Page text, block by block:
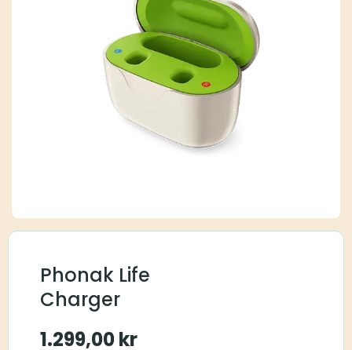
Phonak Life
Charger
1.299,00kr